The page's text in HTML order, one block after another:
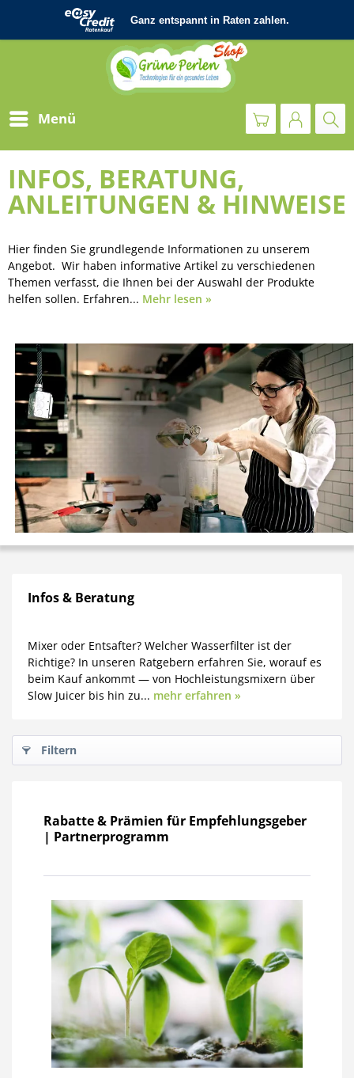
Menü
INFOS, BERATUNG,
ANLEITUNGEN & HINWEISE
Hier finden Sie grundlegende Informationen zu unserem
Angebot. Wir haben informative Artikel zu verschiedenen
Themen verfasst, die Ihnen bei der Auswahl der Produkte
helfen sollen. Erfahren... Mehr lesen »
Infos & Beratung
Mixer oder Entsafter? Welcher Wasserfilter ist der
Richtige? In unseren Ratgebern erfahren Sie, worauf es
beim Kauf ankommt — von Hochleistungsmixern über
Slow Juicer bis hin zu... mehr erfahren »
Filtern
Rabatte & Prämien für Empfehlungsgeber
| Partnerprogramm